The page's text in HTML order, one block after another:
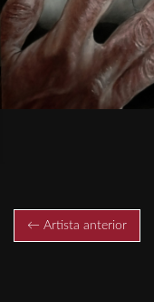
← Artista anterior